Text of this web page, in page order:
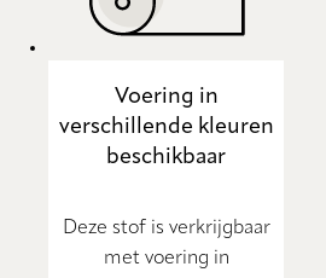
Voering in
verschillende kleuren
beschikbaar
Deze stof is verkrijgbaar
met voering in